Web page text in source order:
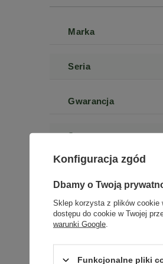
Marka
Seria
Gwarancja
Stan
Pojemność dysku
Konfiguracja zgód
Dbamy o Twoją
Sklep korzysta z plików cookie
dostępu do cookie w Twojej
warunki Google
Funkcjonalne pliki